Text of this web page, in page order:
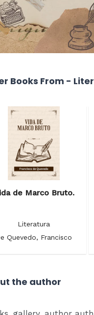
Books From -
de Marco Bruto.
Literatura
Quevedo, Francisco
the author